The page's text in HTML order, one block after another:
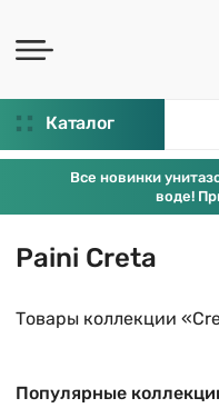
Каталог
Все новинки
воде!
Paini Creta
Товары коллекции
Популярные